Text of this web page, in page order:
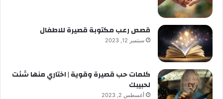
قصص رعب مكتوبة قصيرة للاطفال
سبتمبر 12, 2023
كلمات حب قصيرة وقوية | اختاري منها شئت
لحبيبك
أغسطس 2, 2023